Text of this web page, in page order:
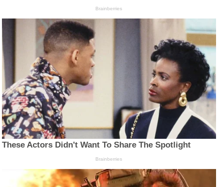
Brainberries
These Actors Didn't Want To Share The Spotlight
Brainberries